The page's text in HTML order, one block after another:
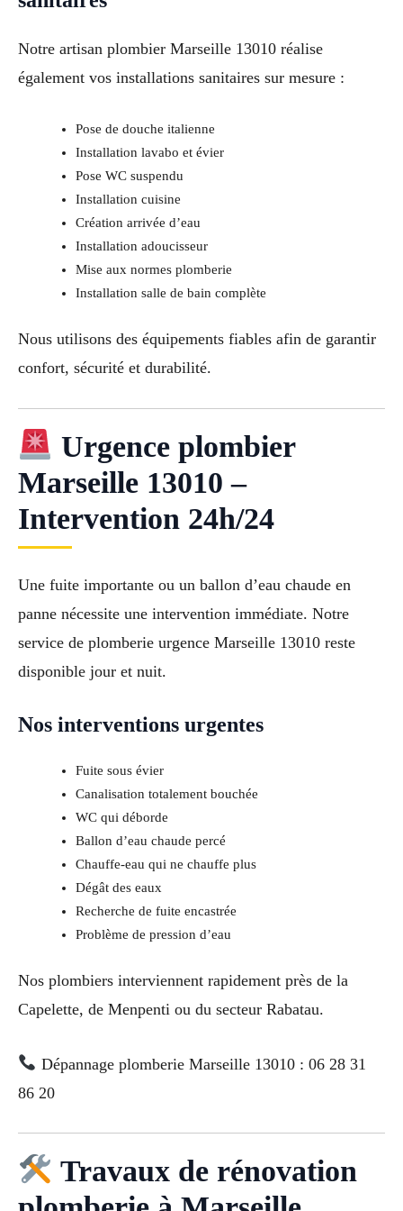
Notre artisan plombier Marseille 13010 réalise
également vos installations sanitaires sur mesure :
Pose de douche italienne
Installation lavabo et évier
Pose WC suspendu
Installation cuisine
Création arrivée d’eau
Installation adoucisseur
Mise aux normes plomberie
Installation salle de bain complète
Nous utilisons des équipements fiables afin de garantir
confort, sécurité et durabilité.
Urgence plombier
Marseille 13010 –
Intervention 24h/24
Une fuite importante ou un ballon d’eau chaude en
panne nécessite une intervention immédiate. Notre
service de plomberie urgence Marseille 13010 reste
disponible jour et nuit.
Nos interventions urgentes
Fuite sous évier
Canalisation totalement bouchée
WC qui déborde
Ballon d’eau chaude percé
Chauffe-eau qui ne chauffe plus
Dégât des eaux
Recherche de fuite encastrée
Problème de pression d’eau
Nos plombiers interviennent rapidement près de la
Capelette, de Menpenti ou du secteur Rabatau.
Dépannage plomberie Marseille 13010 : 06 28 31
86 20
Travaux de rénovation